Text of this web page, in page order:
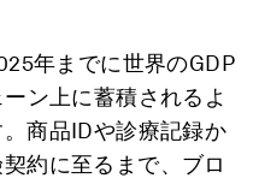
年までに世界のGDP
ン上に蓄積されるよ
商品IDや診療記録か
約に至るまで、ブロ